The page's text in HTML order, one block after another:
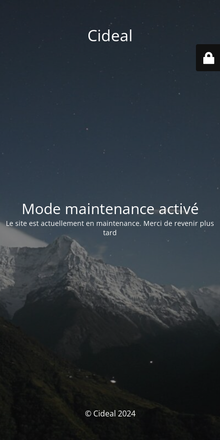
Cideal
Mode maintenance activé
Le site est actuellement en maintenance. Merci de revenir plus
tard
© Cideal 2024